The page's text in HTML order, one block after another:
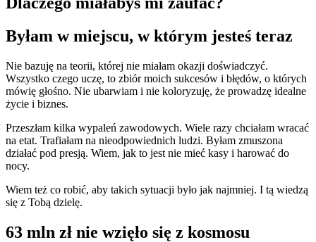
Byłam w miejscu, w którym jesteś teraz
Nie bazuję na teorii, której nie miałam okazji doświadczyć.
Wszystko czego uczę, to zbiór moich sukcesów i błędów, o których
mówię głośno. Nie ubarwiam i nie koloryzuję, że prowadzę idealne
życie i biznes.
Przeszłam kilka wypaleń zawodowych. Wiele razy chciałam wracać
na etat. Trafiałam na nieodpowiednich ludzi. Byłam zmuszona
działać pod presją. Wiem, jak to jest nie mieć kasy i harować do
nocy.
Wiem też co robić, aby takich sytuacji było jak najmniej. I tą wiedzą
się z Tobą dzielę.
63 mln zł nie wzięło się z kosmosu